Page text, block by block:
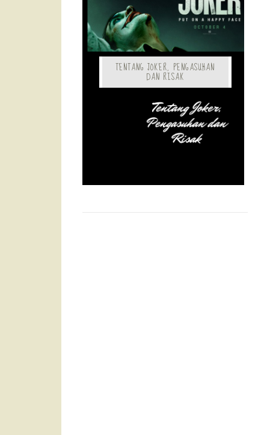
TENTANG JOKER, PENGASUHAN
DAN RISAK